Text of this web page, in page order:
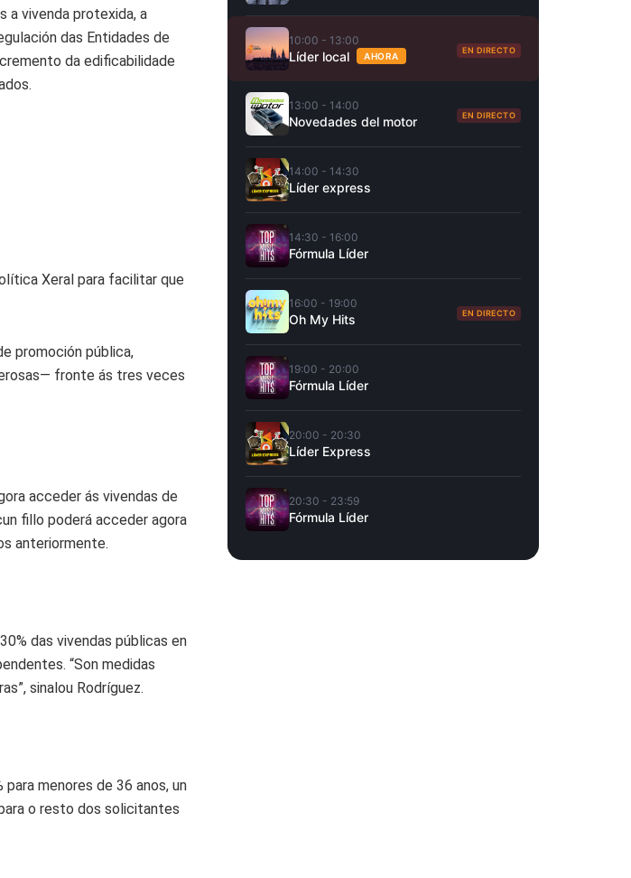
a vivenda protexida, a
das Entidades de
da edificabilidade
Xeral para facilitar que
promoción pública,
fronte ás tres veces
acceder ás vivendas de
fillo poderá acceder agora
anteriormente.
das vivendas públicas en
“Son medidas
sinalou Rodríguez.
menores de 36 anos, un
o resto dos solicitantes
10:00 - 13:00
Líder local AHORA
EN DIRECTO
13:00 - 14:00
Novedades del motor EN DIRECTO
14:00 - 14:30
Líder express
14:30 - 16:00
Fórmula Líder
16:00 - 19:00
Oh My Hits EN DIRECTO
19:00 - 20:00
Fórmula Líder
20:00 - 20:30
Líder Express
20:30 - 23:59
Fórmula Líder